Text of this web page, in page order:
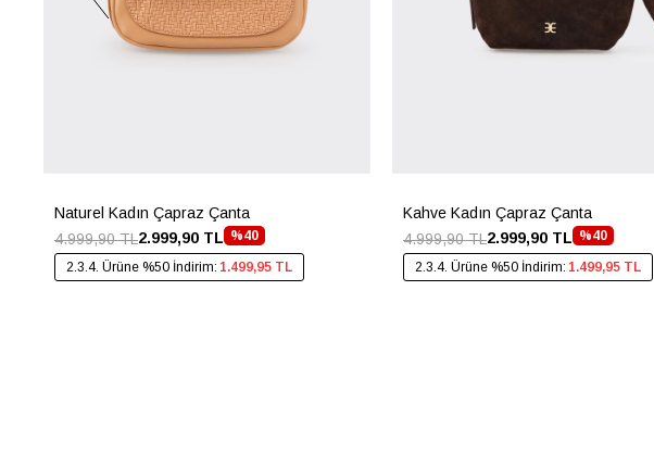
Naturel Kadın Çapraz Çanta
%40
2.999,90 TL
4.999,90 TL
2.3.4. Ürüne %50 İndirim: 1.499,95 TL
Kahve Kadın Çapraz Çanta
%40
2.999,90 TL
4.999,90 TL
2.3.4. Ürüne %50 İndirim: 1.499,95 TL